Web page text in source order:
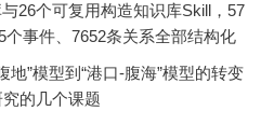
26个可复用构造知识库Skill，57
事件、7652条关系全部结构化
地”模型到“港口-腹海”模型的转变
的几个课题